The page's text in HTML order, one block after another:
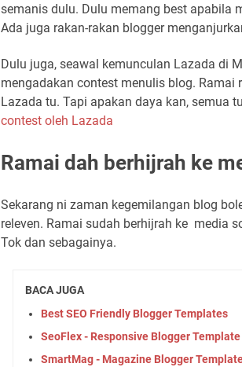
semanis dulu. Dulu memang best apabila
Ada juga rakan-rakan blogger
Dulu juga, seawal kemunculan Lazada di
mengadakan contest menulis blog. Ramai
Lazada tu. Tapi apakan daya kan, semua
contest oleh Lazada
Ramai dah berhijrah ke
Sekarang ni zaman kegemilangan blog
releven. Ramai sudah berhijrah ke media
Tok dan sebagainya.
BACA JUGA
Best SEO Friendly Blogger Templates
SeoFlex - Responsive Blogger Template
SmartMag - Magazine Blogger